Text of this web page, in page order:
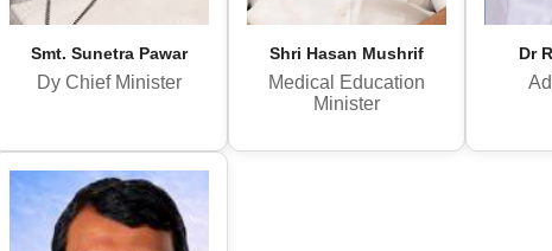
Smt. Sunetra Pawar
Dy Chief Minister
Shri Hasan Mushrif
Medical Education
Minister
Dr